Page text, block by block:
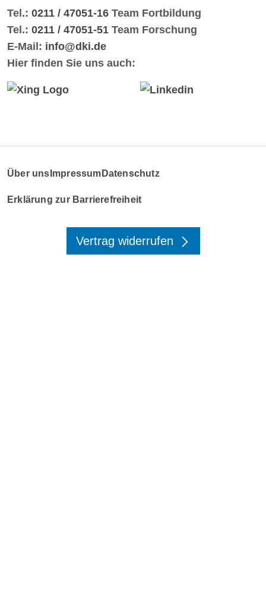
Tel.: 0211 / 47051-16 Team Fortbildung
Tel.: 0211 / 47051-51 Team Forschung
E-Mail: info@dki.de
Hier finden Sie uns auch:
Über uns Impressum Datenschutz
Erklärung zur Barrierefreiheit
Vertrag widerrufen